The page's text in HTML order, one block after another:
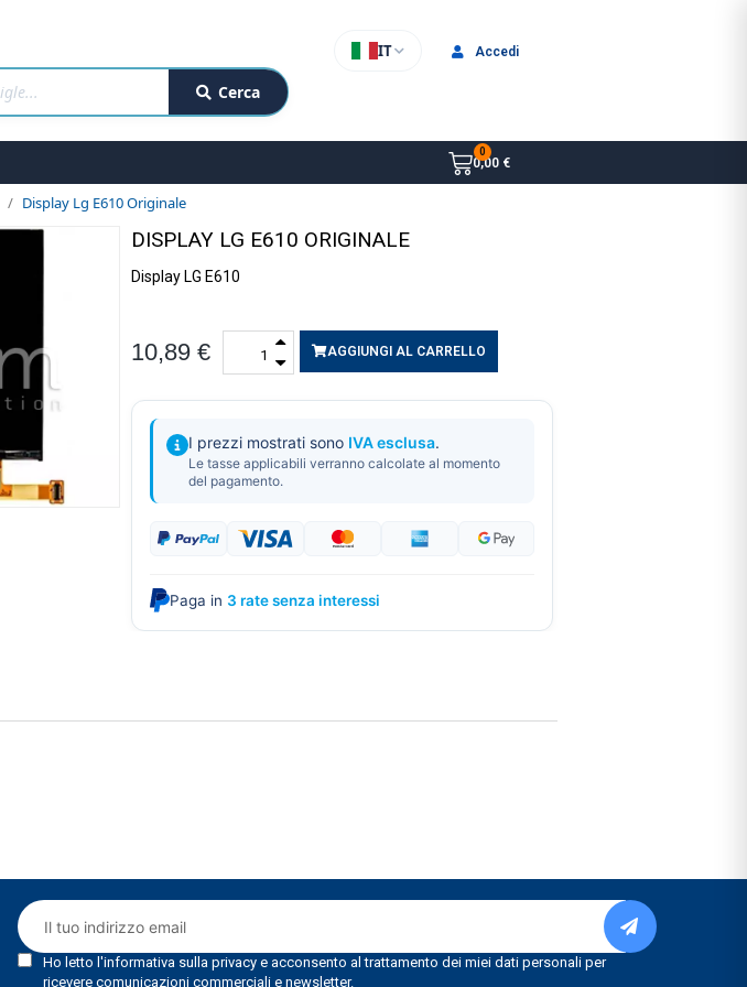
Cerca
IT Accedi
0,00 €
Display Lg E610 Originale
DISPLAY LG E610 ORIGINALE
Display LG E610
10,89 € AGGIUNGI AL CARRELLO
I prezzi mostrati sono IVA esclusa.
Le tasse applicabili verranno calcolate al momento
del pagamento.
Paga in 3 rate senza interessi